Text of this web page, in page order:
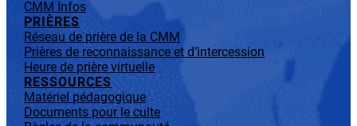
CMM Infos
PRIÈRES
Réseau de prière de la CMM
Prières de reconnaissance et d’intercession
Heure de prière virtuelle
RESSOURCES
Matériel pédagogique
Documents pour le culte